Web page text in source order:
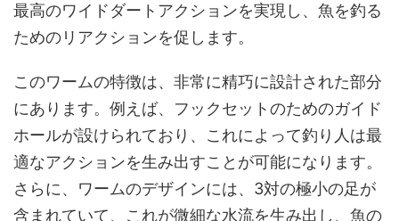
最高のワイドダートアクションを実現し、魚を釣る
ためのリアクションを促します。
このワームの特徴は、非常に精巧に設計された部分
にあります。例えば、フックセットのためのガイド
ホールが設けられており、これによって釣り人は最
適なアクションを生み出すことが可能になります。
さらに、ワームのデザインには、3対の極小の足が
含まれていて、これが微細な水流を生み出し、魚の